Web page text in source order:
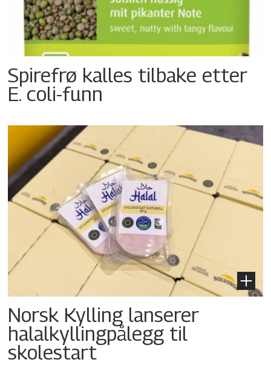
Spirefrø kalles tilbake etter
E. coli-funn
Norsk Kylling lanserer
halalkyllingpålegg til
skolestart